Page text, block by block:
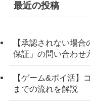
最近の投稿
【承認されない場
保証」の問い合わせ
【ゲーム&ポイ活】
までの流れを解説